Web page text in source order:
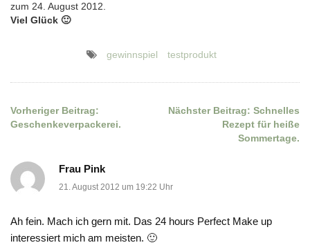
zum 24. August 2012.
Viel Glück 🙂
gewinnspiel testprodukt
Beitragsnavigation
Vorheriger Beitrag:
Geschenkeverpackerei.
Nächster Beitrag: Schnelles
Rezept für heiße
Sommertage.
Frau Pink
21. August 2012 um 19:22 Uhr
Ah fein. Mach ich gern mit. Das 24 hours Perfect Make up
interessiert mich am meisten. 🙂